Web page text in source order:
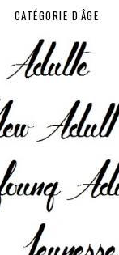
CATÉGORIE D'ÂGE